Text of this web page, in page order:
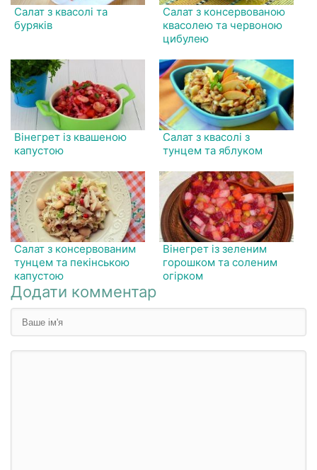
Салат з квасолі та
буряків
Салат з консервованою
квасолею та червоною
цибулею
Вінегрет із квашеною
капустою
Салат з квасолі з
тунцем та яблуком
Салат з консервованим
тунцем та пекінською
капустою
Вінегрет із зеленим
горошком та соленим
огірком
Додати комментар